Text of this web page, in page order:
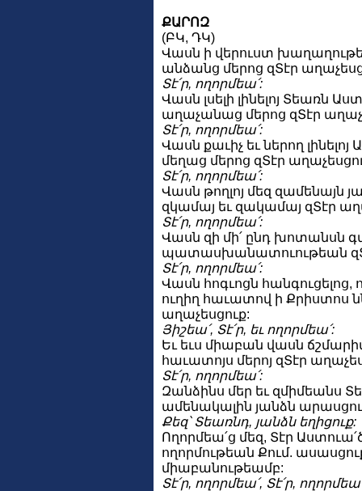
ՔԱՐՈԶ
(ԲԿ, ԴԿ)
Վասն ի վերուստ
անձանց մերոց զՏէր
Տէ՛ր, ողորմեա՛:
Վասն լսելի լինելոյ Տեառն
աղաչանաց մերոց զՏէր
Տէ՛ր, ողորմեա՛:
Վասն քաւիչ եւ ներող լինելոյ
մեղաց մերոց զՏէր
Տէ՛ր, ողորմեա՛:
Վասն թողլոյ մեզ զամենայն
զկամայ եւ զակամայ զՏէր
Տէ՛ր, ողորմեա՛:
Վասն զի մի՛ ընդ խոտանսն
պատասխանատուութեան
Տէ՛ր, ողորմեա՛:
Վասն հոգւոցն հանգուցելոց,
ուղիղ հաւատով ի Քրիստոս
աղաչեսցուք:
Յիշեա՛, Տէ՛ր, եւ ողորմեա՛:
Եւ եւս միաբան վասն
հաւատոյս մերոյ զՏէր
Տէ՛ր, ողորմեա՛:
Զանձինս մեր եւ զմիմեանս
ամենակալին յանձն
Քեզ՝ Տեառնդ, յանձն եղիցուք:
Ողորմեա՛ց մեզ, Տէր
ողորմութեան Քում.
միաբանութեամբ:
Տէ՛ր, ողորմեա՛, Տէ՛ր,